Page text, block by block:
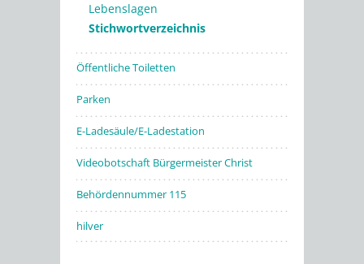
Lebenslagen
Stichwortverzeichnis
Öffentliche Toiletten
Parken
E-Ladesäule/E-Ladestation
Videobotschaft Bürgermeister Christ
Behördennummer 115
hilver